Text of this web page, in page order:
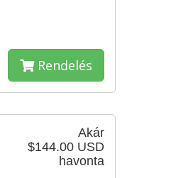
Rendelés
Akár
$144.00 USD
havonta